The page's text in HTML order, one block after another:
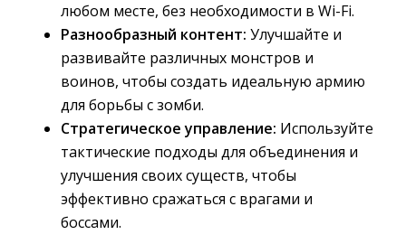
любом месте, без необходимости в Wi-Fi.
Разнообразный контент: Улучшайте и
развивайте различных монстров и
воинов, чтобы создать идеальную армию
для борьбы с зомби.
Стратегическое управление: Используйте
тактические подходы для объединения и
улучшения своих существ, чтобы
эффективно сражаться с врагами и
боссами.